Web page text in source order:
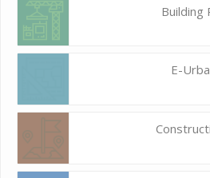
Building
E-